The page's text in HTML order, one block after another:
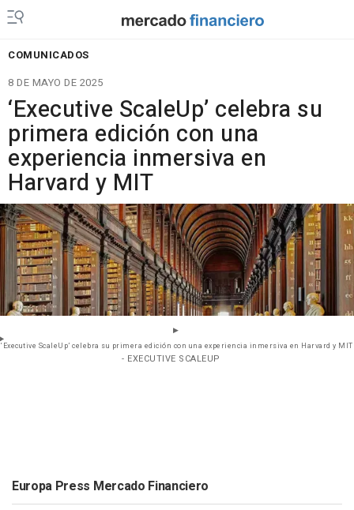
COMUNICADOS
8 DE MAYO DE 2025
‘Executive ScaleUp’ celebra su
primera edición con una
experiencia inmersiva en
Harvard y MIT
‘Executive ScaleUp’ celebra su primera edición con una experiencia inmersiva en Harvard y MIT
- EXECUTIVE SCALEUP
Europa Press Mercado Financiero